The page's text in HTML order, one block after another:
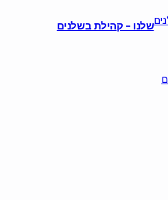
שלנו – קהילת בשלנים